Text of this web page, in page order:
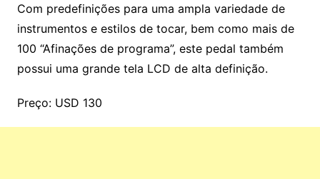
Com predefinições para uma ampla variedade de
instrumentos e estilos de tocar, bem como mais de
100 “Afinações de programa”, este pedal também
possui uma grande tela LCD de alta definição.
Preço: USD 130